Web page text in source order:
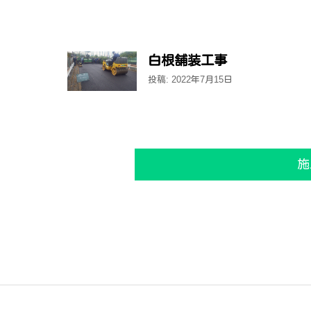
白根舗装工事
投稿: 2022年7月15日